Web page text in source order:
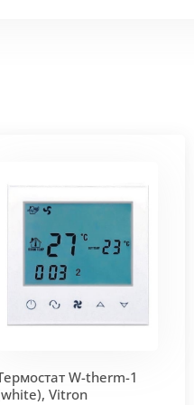
покрытием чёрного
- золото, бронза,
решетки - 13мм.Может
W-therm-1
Vitron